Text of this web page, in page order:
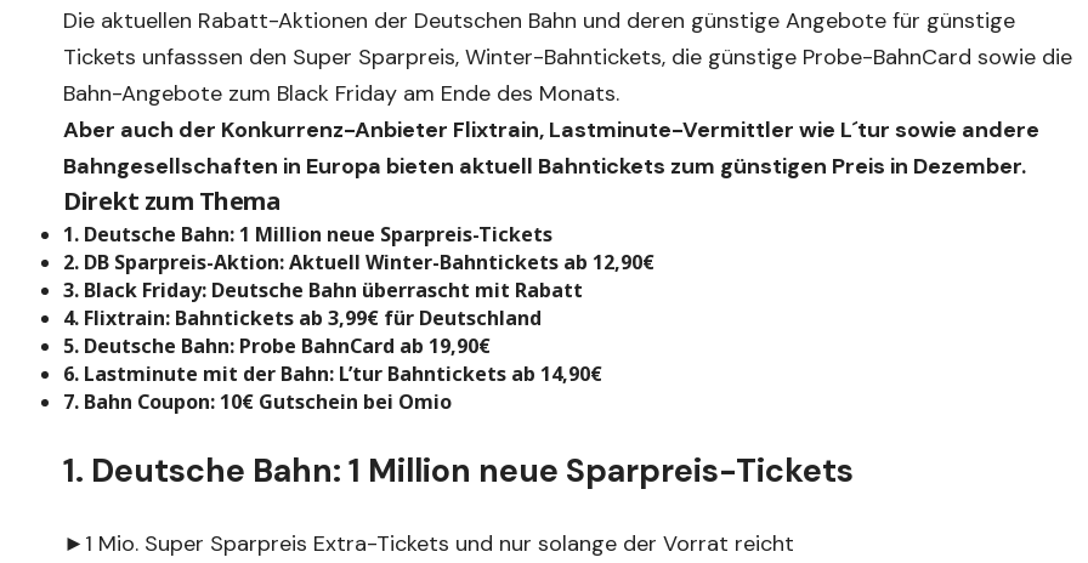
Die aktuellen Rabatt-Aktionen der Deutschen Bahn und deren günstige Angebote für günstige
Tickets unfasssen den Super Sparpreis, Winter-Bahntickets, die günstige Probe-BahnCard sowie die
Bahn-Angebote zum Black Friday am Ende des Monats.
Aber auch der Konkurrenz-Anbieter Flixtrain, Lastminute-Vermittler wie L´tur sowie andere
Bahngesellschaften in Europa bieten aktuell Bahntickets zum günstigen Preis in Dezember.
Direkt zum Thema
1. Deutsche Bahn: 1 Million neue Sparpreis-Tickets
2. DB Sparpreis-Aktion: Aktuell Winter-Bahntickets ab 12,90€
3. Black Friday: Deutsche Bahn überrascht mit Rabatt
4. Flixtrain: Bahntickets ab 3,99€ für Deutschland
5. Deutsche Bahn: Probe BahnCard ab 19,90€
6. Lastminute mit der Bahn: L’tur Bahntickets ab 14,90€
7. Bahn Coupon: 10€ Gutschein bei Omio
1. Deutsche Bahn: 1 Million neue Sparpreis-Tickets
►1 Mio. Super Sparpreis Extra-Tickets und nur solange der Vorrat reicht